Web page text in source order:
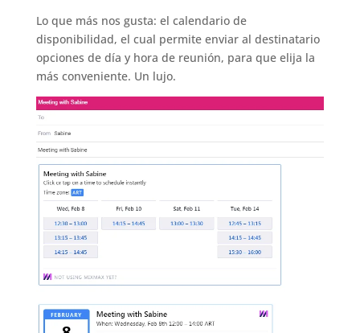
Lo que más nos gusta: el calendario de
disponibilidad, el cual permite enviar al destinatario
opciones de día y hora de reunión, para que elija la
más conveniente. Un lujo.